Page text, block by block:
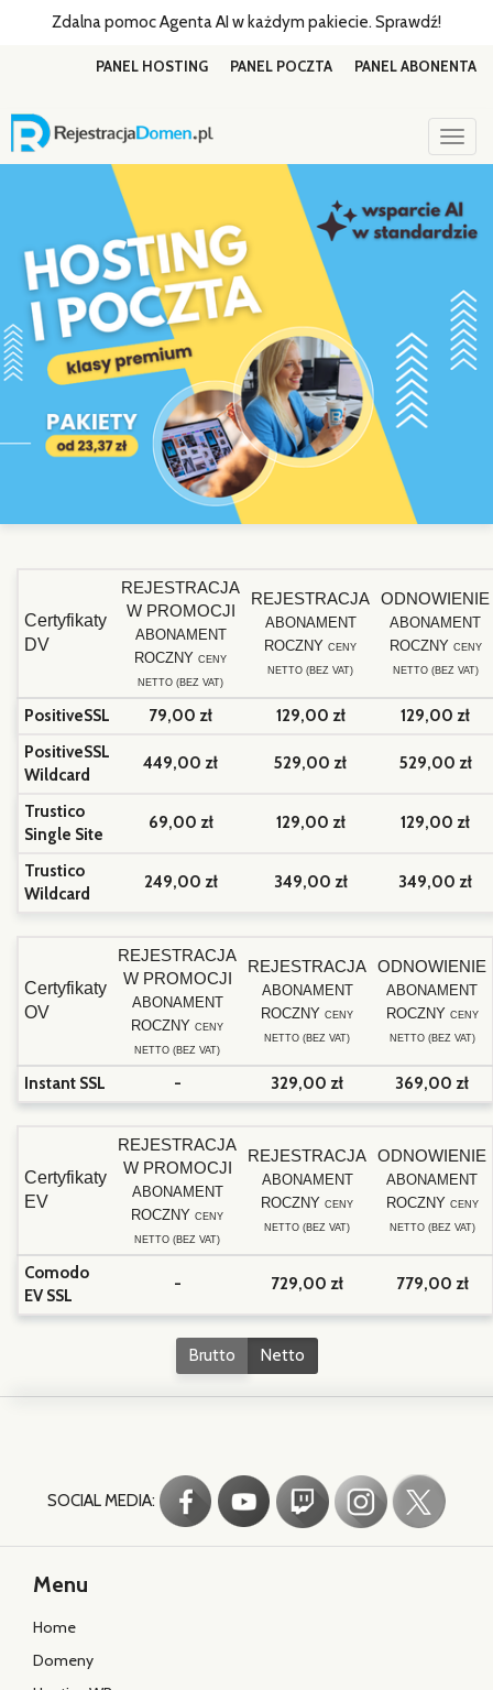
Zdalna pomoc Agenta AI w każdym pakiecie. Sprawdź!
PANEL ABONENTA
PANEL POCZTA
PANEL HOSTING
Certyfikaty
DV
REJESTRACJA
W PROMOCJI
ABONAMENT
ROCZNY CENY
NETTO (BEZ VAT)
REJESTRACJA
ABONAMENT
ROCZNY CENY
NETTO (BEZ VAT)
ODNOWIENIE
ABONAMENT
ROCZNY CENY
NETTO (BEZ VAT)
PositiveSSL 79,00 zł 129,00 zł
129,00 zł
PositiveSSL
Wildcard
449,00 zł 529,00 zł 529,00 zł
Trustico
Single Site
69,00 zł 129,00 zł 129,00 zł
Trustico
Wildcard
249,00 zł 349,00 zł 349,00 zł
Certyfikaty
OV
REJESTRACJA
W PROMOCJI
ABONAMENT
ROCZNY CENY
NETTO (BEZ VAT)
REJESTRACJA
ABONAMENT
ROCZNY CENY
NETTO (BEZ VAT)
ODNOWIENIE
ABONAMENT
ROCZNY CENY
NETTO (BEZ VAT)
Instant SSL - 329,00 zł 369,00 zł
Certyfikaty
EV
REJESTRACJA
W PROMOCJI
ABONAMENT
ROCZNY CENY
NETTO (BEZ VAT)
REJESTRACJA
ABONAMENT
ROCZNY CENY
NETTO (BEZ VAT)
ODNOWIENIE
ABONAMENT
ROCZNY CENY
NETTO (BEZ VAT)
Comodo
EV SSL
- 729,00 zł 779,00 zł
Brutto Netto
SOCIAL MEDIA:
Menu
Home
Domeny